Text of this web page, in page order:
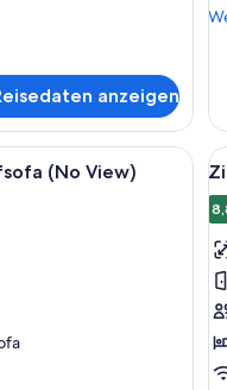
anzeigen
mit Bett,
(No View)